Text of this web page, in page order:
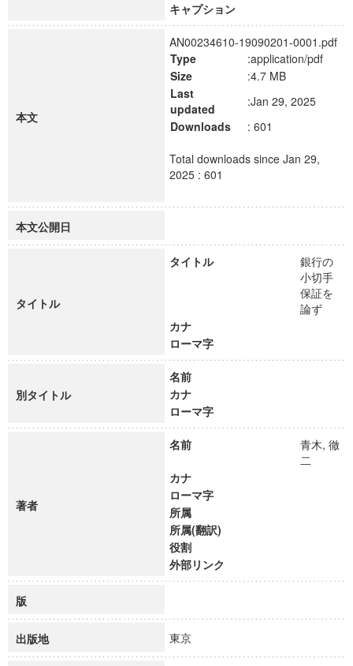
キャプション
本文
AN00234610-19090201-0001.pdf
Type
:application/pdf
Size
:4.7 MB
Last
updated
:Jan 29, 2025
Downloads
: 601
Total downloads since Jan 29,
2025 : 601
本文公開日
タイトル
タイトル
銀行の
小切手
保証を
論ず
カナ
ローマ字
別タイトル
名前
カナ
ローマ字
著者
名前
青木, 徹
二
カナ
ローマ字
所属
所属(翻訳)
役割
外部リンク
版
出版地 東京